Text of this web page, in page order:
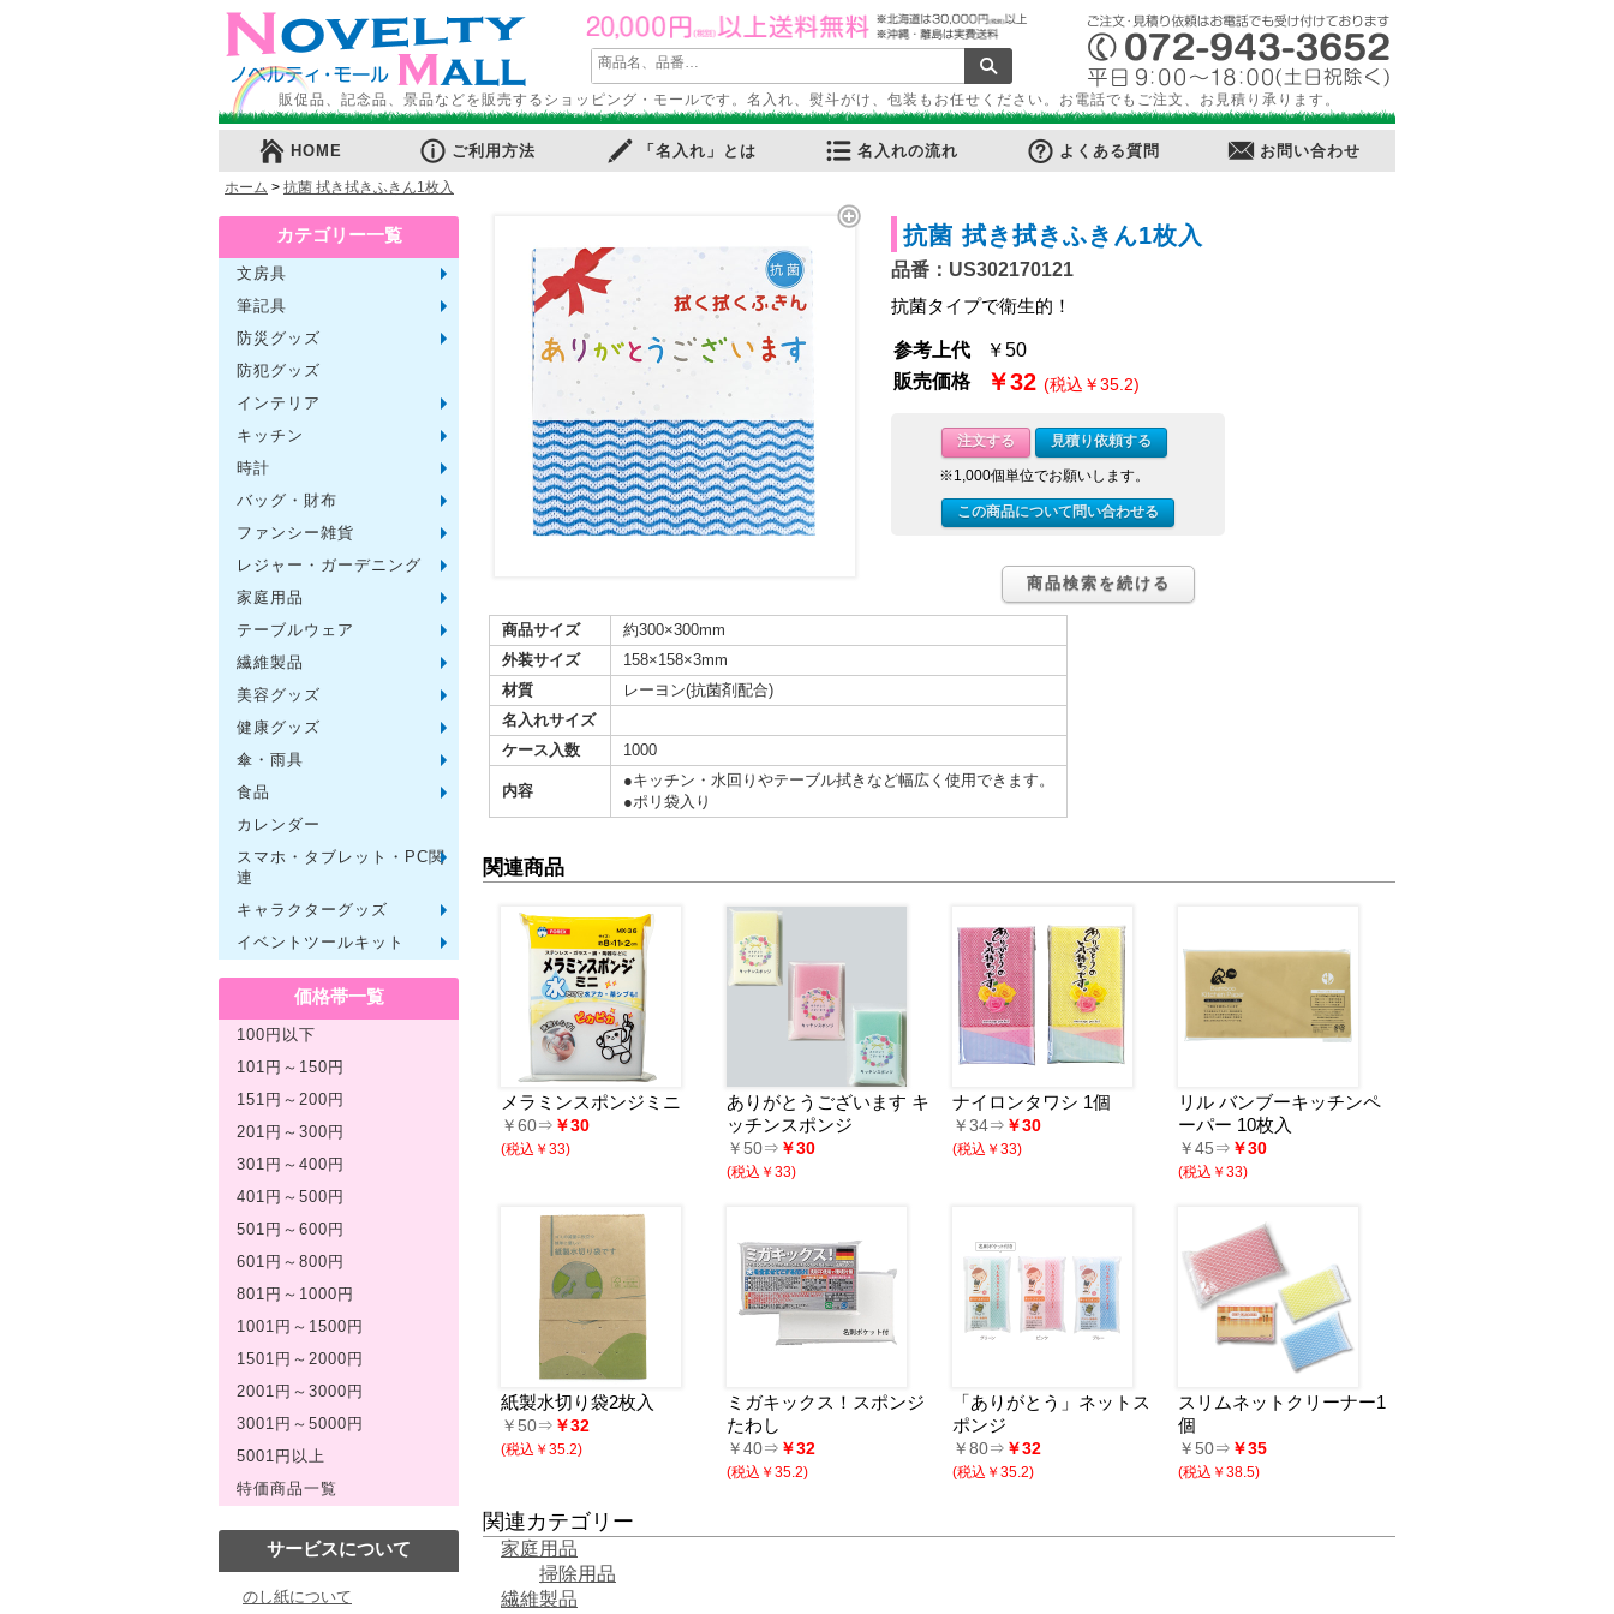
販促品、記念品、景品などを販売するショッピング・モールです。名入れ、熨斗がけ、包装もお任せください。お電話でもご注文、お見積り承ります。
HOME ご利用方法 「名入れ」とは 名入れの流れ よくある質問 お問い合わせ
ホーム > 抗菌 拭き拭きふきん1枚入
カテゴリー一覧
文房具 メモ・ふせん
ノート・ノートカバー
ファイル・ホルダー
収納ケース・ペンケース
カード・パス・名刺ケース
印鑑・スタンプ
マグネット
キーホルダー
デスク周りグッズ
筆記具
単色ボールペン
多色・多機能ペン
国内メーカー筆記具
高級筆記具
マーカー・色鉛筆・クレヨン
シャープペン
防災グッズ
電池不要！防災用品
ブランケット・シート
携帯充電可能グッズ
防災セット
防犯グッズ
インテリア
フォトフレーム
アロマディフューザー
ライト・キャンドル
インテリア小物
クッション・チェア
キッチン
スチーマー・鍋
調理用品
保存用品
キッチン家電
タイマー
はかり・スケール
時計
置時計・目覚し時計
壁掛時計
多機能時計
電波時計
腕時計・ストップウォッチ
バッグ・財布
トートバッグ
ポーチ・巾着
エコバッグ
保温冷バッグ
レジカゴバッグ
同柄シリーズ
ファンシー雑貨
アニマルキャラクター
スイーツモチーフ
アクセサリー
お守・縁起物
レジャー・ガーデニング
家庭用品
テーブルウェア
陶磁器
カップ・湯呑
ガラス製品
おはし類・カトラリー
タンブラー
その他
繊維製品
タオル
クロス・クリーナー
ブランケット
マフラー・スカーフ
衣類
その他
美容グッズ
コスメグッズ
ミラー
ネイルケア
バスグッズ
その他
健康グッズ
体脂肪対策
マッサージ・リラックス
温湿度管理
歩数計
その他
傘・雨具
長傘
折りたたみ傘
晴雨兼用傘
レインコート・ポンチョ
その他
食品
お菓子類
ラーメン
うどん・そば
そうめん
麺類その他
お米・餅
調味料
飲み物
非常食
プチギフト
その他
カレンダー
スマホ・タブレット・PC関
連
バッテリー&充電器
タッチペン
クリーナー
PC関連グッズ
スマホ関連グッズ
キャラクターグッズ 文房具
バッグ・財布
レジャー用品
テーブルウェア
繊維製品
その他
イベントツールキット
〜30人用
〜50人用
100人用〜
価格帯一覧
100円以下
101円～150円
151円～200円
201円～300円
301円～400円
401円～500円
501円～600円
601円～800円
801円～1000円
1001円～1500円
1501円～2000円
2001円～3000円
3001円～5000円
5001円以上
特価商品一覧
サービスについて
のし紙について
抗菌 拭き拭きふきん1枚入
品番：US302170121
抗菌タイプで衛生的！
参考上代
￥50
販売価格
￥32 (税込￥35.2)
注文する 見積り依頼する
※1,000個単位でお願いします。
この商品について問い合わせる
商品検索を続ける
商品サイズ
約300×300mm
外装サイズ
158×158×3mm
材質
レーヨン(抗菌剤配合)
名入れサイズ
ケース入数
1000
内容
●キッチン・水回りやテーブル拭きなど幅広く使用できます。
●ポリ袋入り
関連商品
メラミンスポンジミニ
￥60⇒ ￥30
(税込￥33)
ありがとうございます キ
ッチンスポンジ
￥50⇒ ￥30
(税込￥33)
ナイロンタワシ 1個
￥34⇒ ￥30
(税込￥33)
リル バンブーキッチンペ
ーパー 10枚入
￥45⇒ ￥30
(税込￥33)
紙製水切り袋2枚入
￥50⇒ ￥32
(税込￥35.2)
ミガキックス！スポンジ
たわし
￥40⇒ ￥32
(税込￥35.2)
「ありがとう」ネットス
ポンジ
￥80⇒ ￥32
(税込￥35.2)
スリムネットクリーナー1
個
￥50⇒ ￥35
(税込￥38.5)
関連カテゴリー
家庭用品
掃除用品
繊維製品